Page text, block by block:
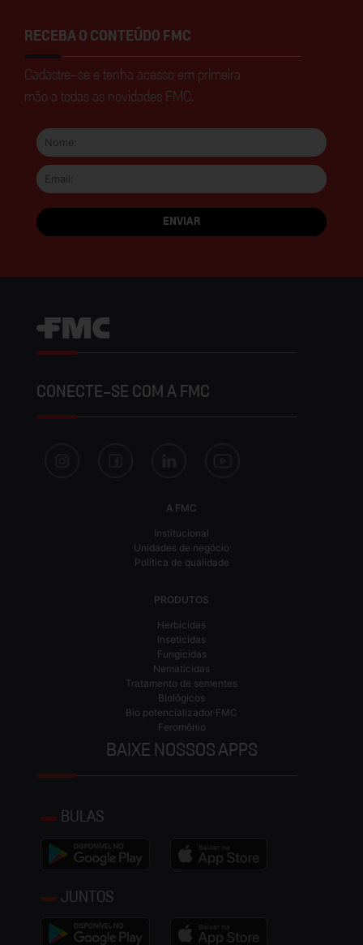
RECEBA O CONTEÚDO FMC
Cadastre-se e tenha acesso em primeira
mão a todas as novidades FMC.
CONECTE-SE COM A FMC
A FMC
Institucional
Unidades de negócio
Política de qualidade
PRODUTOS
Herbicidas
Inseticidas
Fungicidas
Nematicidas
Tratamento de sementes
Biológicos
Bio potencializador FMC
Feromônio
BAIXE NOSSOS APPS
BULAS
JUNTOS